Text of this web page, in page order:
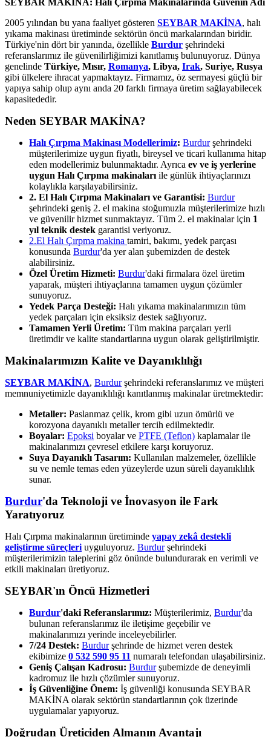
2005 yılından bu yana faaliyet gösteren SEYBAR MAKİNA, halı
yıkama makinası üretiminde sektörün öncü markalarından biridir.
Türkiye'nin dört bir yanında, özellikle Burdur şehrindeki
referanslarımız ile güvenilirliğimizi kanıtlamış bulunuyoruz. Dünya
genelinde Türkiye, Mısır, Romanya, Libya, Irak, Suriye, Rusya
gibi ülkelere ihracat yapmaktayız. Firmamız, öz sermayesi güçlü bir
yapıya sahip olup aynı anda 20 farklı firmaya üretim sağlayabilecek
kapasitededir.
Neden SEYBAR MAKİNA?
Halı Çırpma Makinası Modellerimiz: Burdurşehrindeki
müşterilerimize uygun fiyatlı, bireysel ve ticari kullanıma hitap
eden modellerimiz bulunmaktadır. Ayrıca ev ve iş yerlerine
uygun Halı Çırpma makinaları ile günlük ihtiyaçlarınızı
kolaylıkla karşılayabilirsiniz.
2. El Halı Çırpma Makinaları ve Garantisi: Burdur
şehrindeki geniş 2. el makina stoğumuzla müşterilerimize hızlı
ve güvenilir hizmet sunmaktayız. Tüm 2. el makinalar için 1
yıl teknik destek garantisi veriyoruz.
2.El Halı Çırpma makina tamiri, bakımı, yedek parçası
konusunda Burdur'da yer alan şubemizden de destek
alabilirsiniz.
Özel Üretim Hizmeti: Burdur'daki firmalara özel üretim
yaparak, müşteri ihtiyaçlarına tamamen uygun çözümler
sunuyoruz.
Yedek Parça Desteği: Halı yıkama makinalarımızın tüm
yedek parçaları için eksiksiz destek sağlıyoruz.
Tamamen Yerli Üretim: Tüm makina parçaları yerli
üretimdir ve kalite standartlarına uygun olarak geliştirilmiştir.
Makinalarımızın Kalite ve Dayanıklılığı
SEYBAR MAKİNA, Burdurşehrindeki referanslarımız ve müşteri
memnuniyetimizle dayanıklılığı kanıtlanmış makinalar üretmektedir:
Metaller: Paslanmaz çelik, krom gibi uzun ömürlü ve
korozyona dayanıklı metaller tercih edilmektedir.
Boyalar: Epoksi boyalar ve PTFE (Teflon) kaplamalar ile
makinalarımızı çevresel etkilere karşı koruyoruz.
Suya Dayanıklı Tasarım: Kullanılan malzemeler, özellikle
su ve nemle temas eden yüzeylerde uzun süreli dayanıklılık
sunar.
Burdur'da Teknoloji ve İnovasyon ile Fark
Yaratıyoruz
Halı Çırpma makinalarının üretiminde yapay zekâ destekli
geliştirme süreçleri uyguluyoruz. Burdurşehrindeki
müşterilerimizin taleplerini göz önünde bulundurarak en verimli ve
etkili makinaları üretiyoruz.
SEYBAR'ın Öncü Hizmetleri
Burdur'daki Referanslarımız: Müşterilerimiz, Burdur'da
bulunan referanslarımız ile iletişime geçebilir ve
makinalarımızı yerinde inceleyebilirler.
7/24 Destek: Burdurşehrinde de hizmet veren destek
ekibimize 0 532 590 95 11 numaralı telefondan ulaşabilirsiniz.
Geniş Çalışan Kadrosu: Burdurşubemizde de deneyimli
kadromuz ile hızlı çözümler sunuyoruz.
İş Güvenliğine Önem: İş güvenliği konusunda SEYBAR
MAKİNA olarak sektörün standartlarının çok üzerinde
uygulamalar yapıyoruz.
Doğrudan Üreticiden Almanın Avantajı